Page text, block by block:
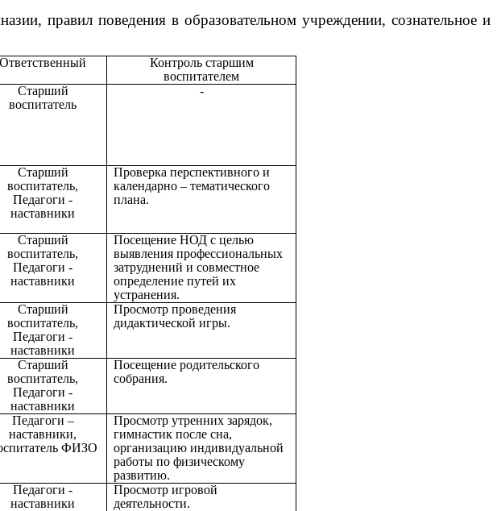
правил поведения в образовательном учреждении, сознательное и
Ответственный
Контроль старшим
воспитателем
Старший
воспитатель
-
Старший
воспитатель,
Педагоги -
наставники
Проверка перспективного и
календарно – тематического
плана.
Старший
воспитатель,
Педагоги -
наставники
Посещение НОД с целью
выявления профессиональных
затруднений и совместное
определение путей их
устранения.
Старший
воспитатель,
Педагоги -
наставники
Просмотр проведения
дидактической игры.
Старший
воспитатель,
Педагоги -
наставники
Посещение родительского
собрания.
Педагоги –
наставники,
ФИЗО
Просмотр утренних зарядок,
гимнастик после сна,
организацию индивидуальной
работы по физическому
развитию.
Педагоги -
наставники
Просмотр игровой
деятельности.